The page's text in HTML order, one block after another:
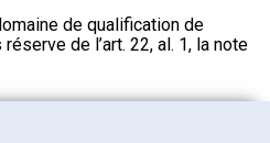
de qualification de
de l’art. 22, al. 1, la note